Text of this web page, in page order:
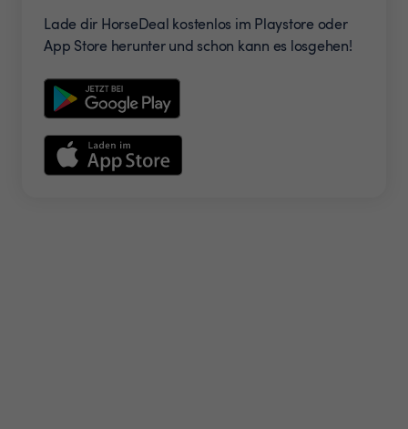
Lade dir HorseDeal kostenlos im Playstore oder
App Store herunter und schon kann es losgehen!